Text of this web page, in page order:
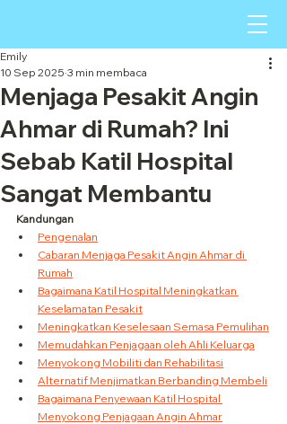
Menjaga Pesakit Angin
Ahmar di Rumah? Ini
Sebab Katil Hospital
Sangat Membantu
Emily
10 Sep 2025 3 min membaca
Kandungan
Pengenalan
Cabaran Menjaga Pesakit Angin Ahmar di
Rumah
Bagaimana Katil Hospital Meningkatkan
Keselamatan Pesakit
Meningkatkan Keselesaan Semasa Pemulihan
Memudahkan Penjagaan oleh Ahli Keluarga
Menyokong Mobiliti dan Rehabilitasi
Alternatif Menjimatkan Berbanding Membeli
Bagaimana Penyewaan Katil Hospital
Menyokong Penjagaan Angin Ahmar